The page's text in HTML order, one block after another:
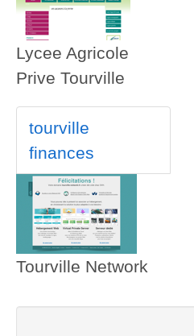
Lycee Agricole
Prive Tourville
tourville
finances
Tourville Network